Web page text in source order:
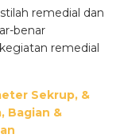
remedial dan
benar
remedial
Sekrup, &
Bagian &